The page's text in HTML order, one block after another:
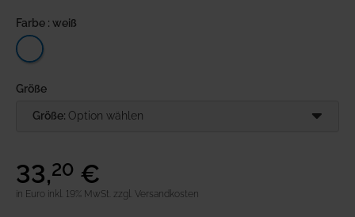
Anmeldung
Farbe : weiß
Größe
Größe: Option wählen
33,20 €
in Euro inkl. 19% MwSt. zzgl. Versandkosten